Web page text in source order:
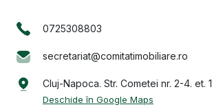
0725308803
secretariat@comitatimobiliare.ro
Cluj-Napoca. Str. Cometei nr. 2-4. et. 1
Deschide în Google Maps